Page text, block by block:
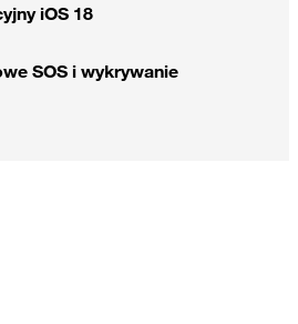
iOS 18
SOS i wykrywanie